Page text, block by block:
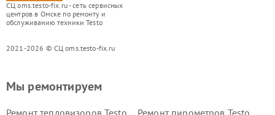
СЦ oms.testo-fix.ru - сеть сервисных
центров в Омске по ремонту и
обслуживанию техники Testo
2021-2026 © СЦ oms.testo-fix.ru
Мы ремонтируем
Ремонт тепловизоров Testo
Ремонт пирометров Testo